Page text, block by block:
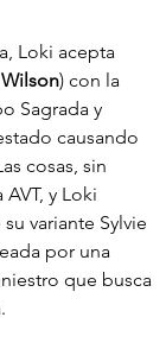
Loki acepta
) con la
Sagrada y
causando
cosas, sin
y Loki
variante Sylvie
por una
que busca